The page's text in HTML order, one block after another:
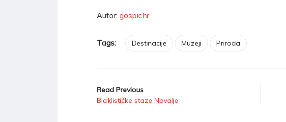
Autor: gospic.hr
Tags: Destinacije Muzeji Priroda
Read Previous
Biciklističke staze Novalje